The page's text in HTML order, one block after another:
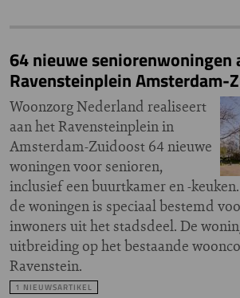
64 nieuwe seniorenwoningen
Ravensteinplein Amsterdam-
Woonzorg Nederland realiseert
aan het Ravensteinplein in
Amsterdam-Zuidoost 64 nieuwe
woningen voor senioren,
inclusief een buurtkamer en -
de woningen is speciaal bestemd
inwoners uit het stadsdeel. De
uitbreiding op het bestaande
Ravenstein.
1 NIEUWSARTIKEL